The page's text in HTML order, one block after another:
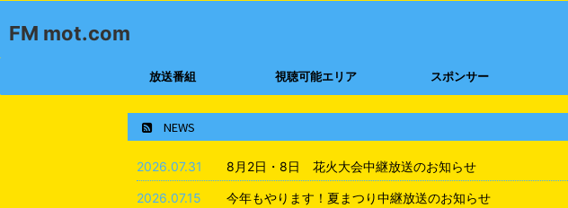
FM mot.com
放送番組 視聴可能エリア スポンサー
NEWS
2026.07.31 8月2日・8日 花火大会中継放送のお知らせ
2026.07.15 今年もやります！夏まつり中継放送のお知らせ